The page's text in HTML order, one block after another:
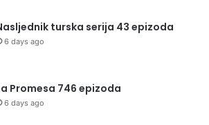
turska serija 43 epizoda
6 days ago
Promesa 746 epizoda
6 days ago